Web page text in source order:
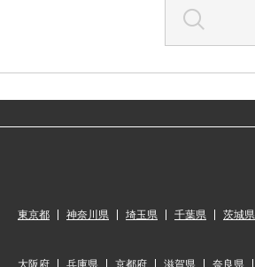
東京都 神奈川県 埼玉県 千葉県 茨城県